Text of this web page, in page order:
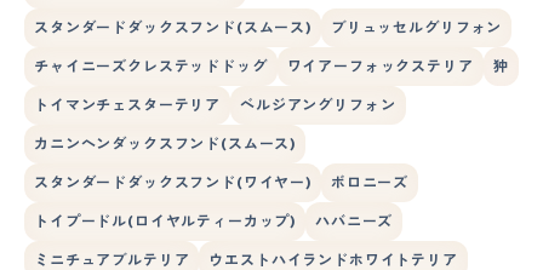
スタンダードダックスフンド(スムース) ブリュッセルグリフォン
チャイニーズクレステッドドッグ ワイアーフォックステリア 狆
トイマンチェスターテリア ベルジアングリフォン
カニンヘンダックスフンド(スムース)
スタンダードダックスフンド(ワイヤー) ボロニーズ
トイプードル(ロイヤルティーカップ) ハバニーズ
ミニチュアブルテリア ウエストハイランドホワイトテリア